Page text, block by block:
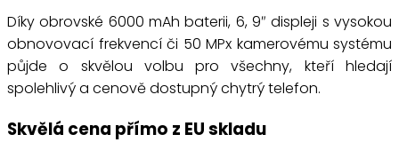
Díky obrovské 6000 mAh baterii, 6, 9″ displeji s vysokou
obnovovací frekvencí či 50 MPx kamerovému systému
půjde o skvělou volbu pro všechny, kteří hledají
spolehlivý a cenově dostupný chytrý telefon.
Skvělá cena přímo z EU skladu